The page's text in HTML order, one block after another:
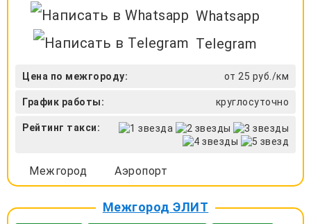
Whatsapp
Telegram
Цена по межгороду: от 25 руб./км
График работы: круглосуточно
Рейтинг такси:
Межгород Аэропорт
Межгород ЭЛИТ